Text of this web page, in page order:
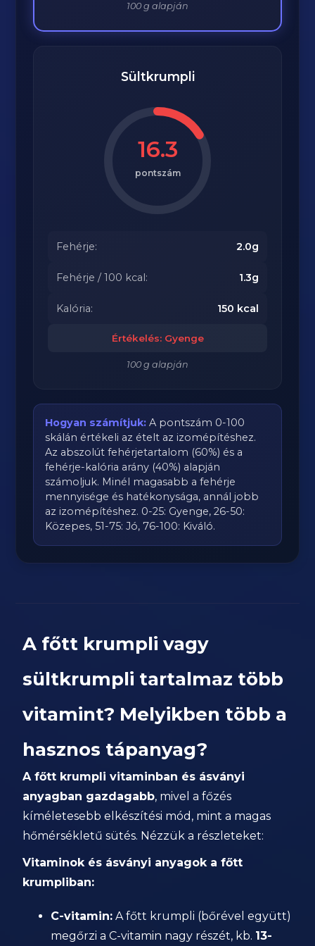
100 g alapján
Sültkrumpli
16.3
pontszám
Fehérje: 2.0g
Fehérje / 100 kcal: 1.3g
Kalória: 150 kcal
Értékelés: Gyenge
100 g alapján
Hogyan számítjuk: A pontszám 0-100
skálán értékeli az ételt az izomépítéshez.
Az abszolút fehérjetartalom (60%) és a
fehérje-kalória arány (40%) alapján
számoljuk. Minél magasabb a fehérje
mennyisége és hatékonysága, annál jobb
az izomépítéshez. 0-25: Gyenge, 26-50:
Közepes, 51-75: Jó, 76-100: Kiváló.
A főtt krumpli vagy
sültkrumpli tartalmaz több
vitamint? Melyikben több a
hasznos tápanyag?
A főtt krumpli vitaminban és ásványi
anyagban gazdagabb, mivel a főzés
kíméletesebb elkészítési mód, mint a magas
hőmérsékletű sütés. Nézzük a részleteket:
Vitaminok és ásványi anyagok a főtt
krumpliban:
C-vitamin: A főtt krumpli (bőrével együtt)
megőrzi a C-vitamin nagy részét, kb. 13-